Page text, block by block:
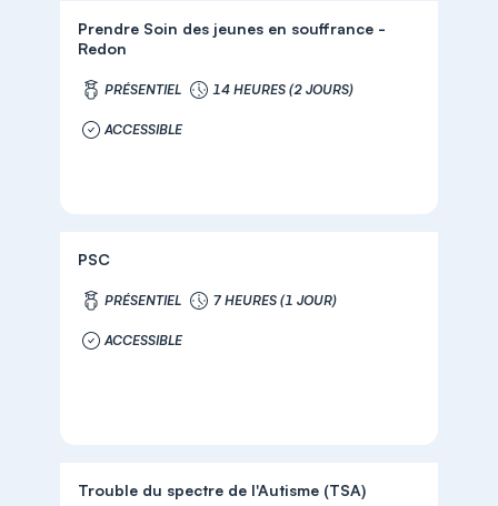
Prendre Soin des jeunes en souffrance -
Redon
PRÉSENTIEL 14 HEURES (2 JOURS)
ACCESSIBLE
PSC
PRÉSENTIEL 7 HEURES (1 JOUR)
ACCESSIBLE
Trouble du spectre de l'Autisme (TSA)